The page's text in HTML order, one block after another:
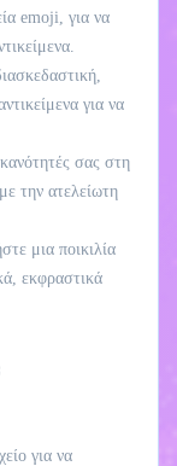
emoji, για να
για να
σας στη
την ατελείωτη
μια ποικιλία
εκφραστικά
για να